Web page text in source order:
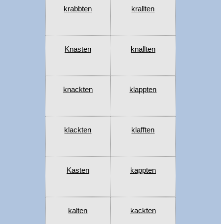
krabbten krallten
Knasten knallten
knackten klappten
klackten klafften
Kasten kappten
kalten kackten